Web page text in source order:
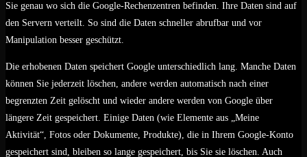
Sie genau wo sich die Google-Rechenzentren befinden. Ihre Daten sind auf
den Servern verteilt. So sind die Daten schneller abrufbar und vor
Manipulation besser geschützt.
Die erhobenen Daten speichert Google unterschiedlich lang. Manche Daten
können Sie jederzeit löschen, andere werden automatisch nach einer
begrenzten Zeit gelöscht und wieder andere werden von Google über
längere Zeit gespeichert. Einige Daten (wie Elemente aus „Meine
Aktivität“, Fotos oder Dokumente, Produkte), die in Ihrem Google-Konto
gespeichert sind, bleiben so lange gespeichert, bis Sie sie löschen. Auch